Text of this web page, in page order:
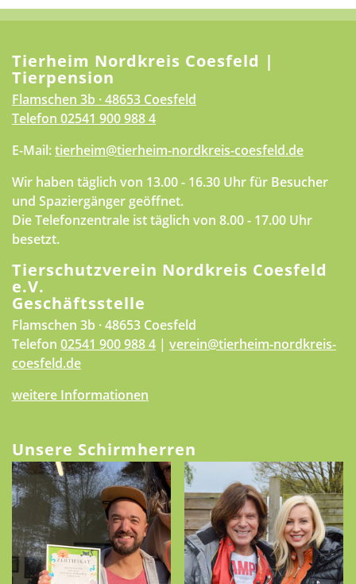
Tierheim Nordkreis Coesfeld |
Tierpension
Flamschen 3b · 48653 Coesfeld
Telefon 02541 900 988 4
E-Mail:tierheim@tierheim-nordkreis-coesfeld.de
Wir haben täglich von 13.00 - 16.30 Uhr für Besucher
und Spaziergänger geöffnet.
Die Telefonzentrale ist täglich von 8.00 - 17.00 Uhr
besetzt.
Tierschutzverein Nordkreis Coesfeld
e.V.
Geschäftsstelle
Flamschen 3b · 48653 Coesfeld
Telefon 02541 900 988 4 | verein@tierheim-nordkreis-
coesfeld.de
weitere Informationen
Unsere Schirmherren